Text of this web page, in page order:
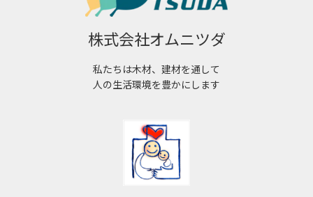
株式会社オムニツダ
私たちは木材、建材を通して
人の生活環境を豊かにします